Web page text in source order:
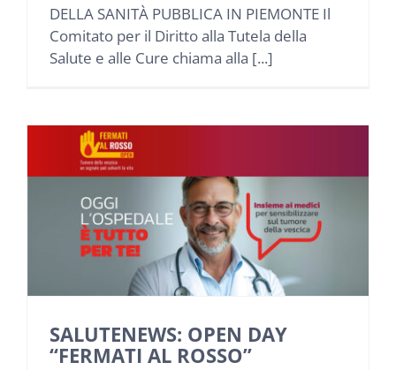
DELLA SANITÀ PUBBLICA IN PIEMONTE Il
Comitato per il Diritto alla Tutela della
Salute e alle Cure chiama alla [...]
SALUTENEWS: OPEN DAY
“FERMATI AL ROSSO”